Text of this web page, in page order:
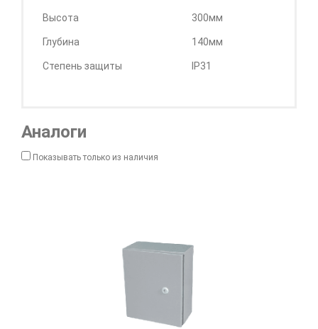
Высота 300мм
Глубина 140мм
Степень защиты IP31
Аналоги
Показывать только из наличия